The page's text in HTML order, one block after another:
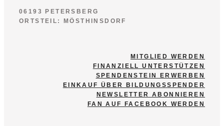
06193 PETERSBERG
ORTSTEIL: MÖSTHINSDORF
MITGLIED WERDEN
FINANZIELL UNTERSTÜTZEN
SPENDENSTEIN ERWERBEN
EINKAUF ÜBER BILDUNGSSPENDER
NEWSLETTER ABONNIEREN
FAN AUF FACEBOOK WERDEN